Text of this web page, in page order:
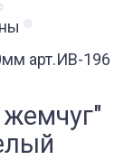
арт.ИВ-196